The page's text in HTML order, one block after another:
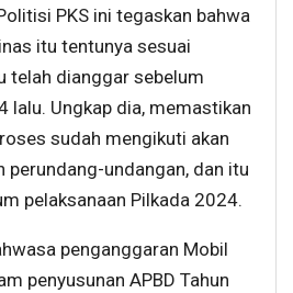
PKS ini tegaskan bahwa
itu tentunya sesuai
telah dianggar sebelum
lalu. Ungkap dia, memastikan
sudah mengikuti akan
perundang-undangan, dan itu
pelaksanaan Pilkada 2024.
penganggaran Mobil
penyusunan APBD Tahun